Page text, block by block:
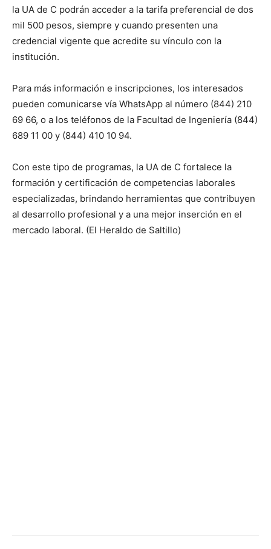
la UA de C podrán acceder a la tarifa preferencial de dos
mil 500 pesos, siempre y cuando presenten una
credencial vigente que acredite su vínculo con la
institución.
Para más información e inscripciones, los interesados
pueden comunicarse vía WhatsApp al número (844) 210
69 66, o a los teléfonos de la Facultad de Ingeniería (844)
689 11 00 y (844) 410 10 94.
Con este tipo de programas, la UA de C fortalece la
formación y certificación de competencias laborales
especializadas, brindando herramientas que contribuyen
al desarrollo profesional y a una mejor inserción en el
mercado laboral. (El Heraldo de Saltillo)